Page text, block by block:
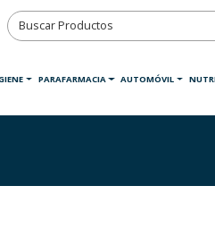
PARAFARMACIA AUTOMÓVIL